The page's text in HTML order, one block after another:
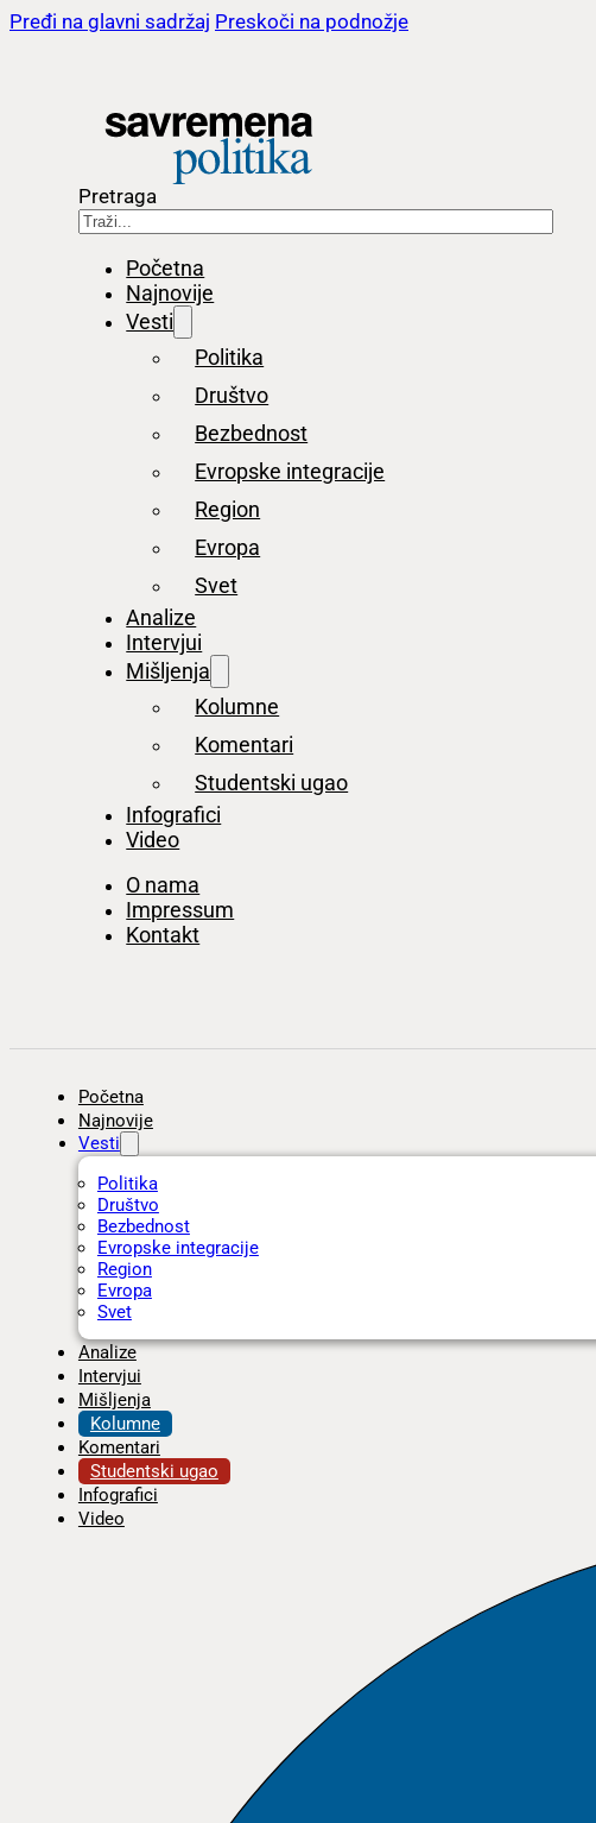
Pređi na glavni sadržaj Preskoči na podnožje
Pretraga
Početna
Najnovije
Vesti
Politika
Društvo
Bezbednost
Evropske integracije
Region
Evropa
Svet
Analize
Intervjui
Mišljenja
Kolumne
Komentari
Studentski ugao
Infografici
Video
O nama
Impressum
Kontakt
Početna
Najnovije
Vesti
Politika
Društvo
Bezbednost
Evropske integracije
Region
Evropa
Svet
Analize
Intervjui
Mišljenja
Kolumne
Komentari
Studentski ugao
Infografici
Video